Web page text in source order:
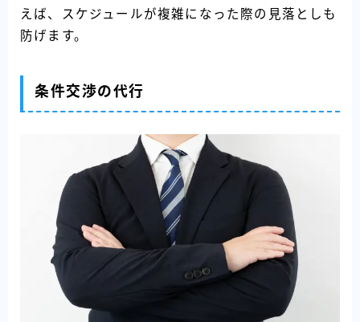
えば、スケジュールが複雑になった際の見落としも
防げます。
条件交渉の代行